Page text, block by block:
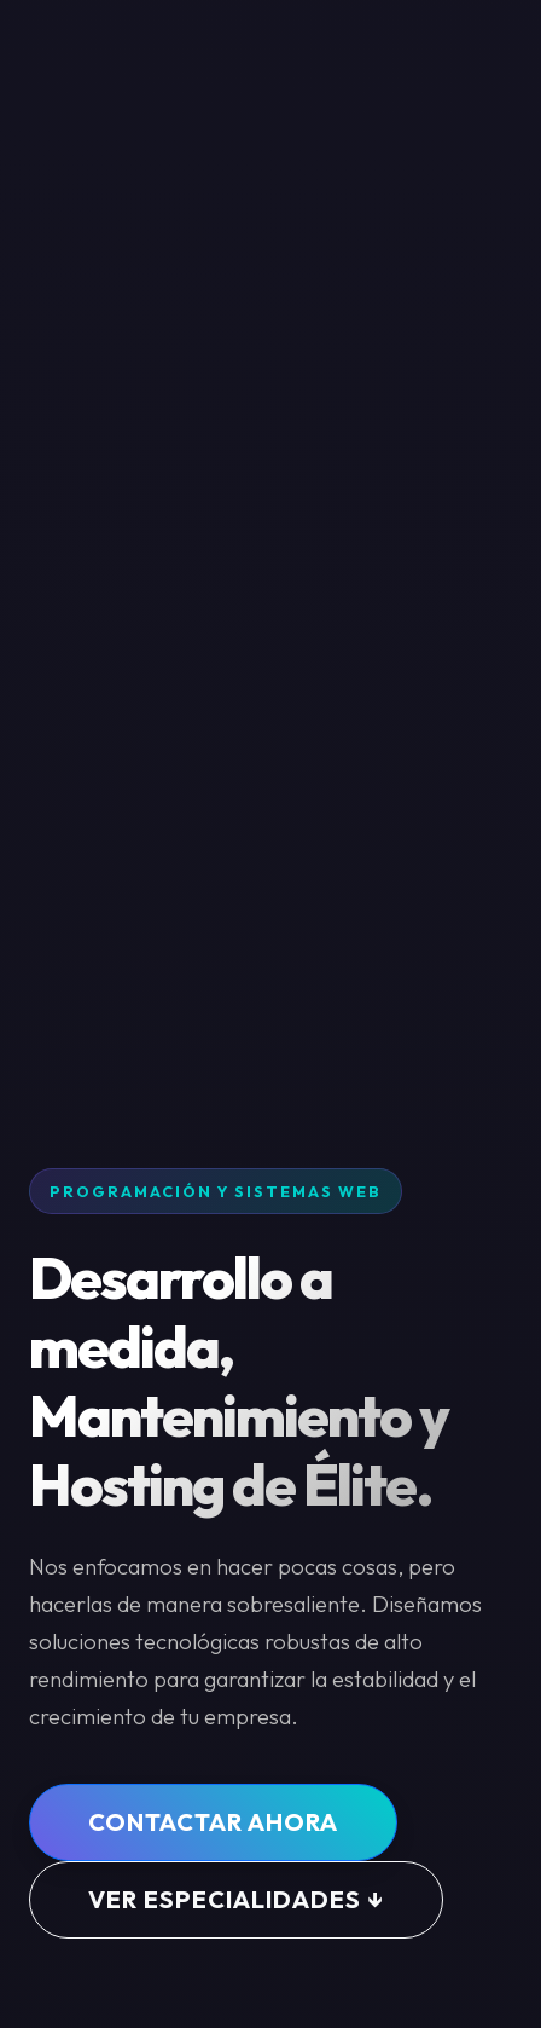
PROGRAMACIÓN Y SISTEMAS WEB
Desarrollo a
medida,
Mantenimiento y
Hosting de Élite.
Nos enfocamos en hacer pocas cosas, pero
hacerlas de manera sobresaliente. Diseñamos
soluciones tecnológicas robustas de alto
rendimiento para garantizar la estabilidad y el
crecimiento de tu empresa.
CONTACTAR AHORA
VER ESPECIALIDADES ↓